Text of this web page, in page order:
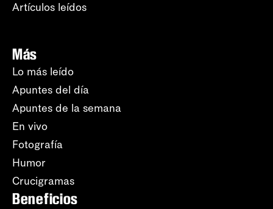
Artículos leídos
Más
Lo más leído
Apuntes del día
Apuntes de la semana
En vivo
Fotografía
Humor
Crucigramas
Beneficios